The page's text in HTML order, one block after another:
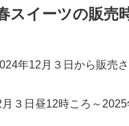
スイーツの販売
年12月３日から販売さ
月３日昼12時ころ～2025